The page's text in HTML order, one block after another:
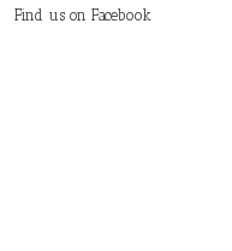
Find us on Facebook